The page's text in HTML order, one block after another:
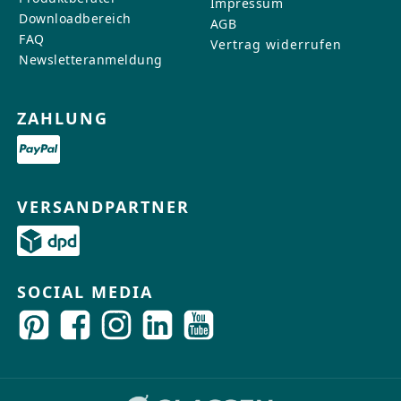
Downloadbereich
FAQ
Newsletteranmeldung
AGB
Vertrag widerrufen
ZAHLUNG
VERSANDPARTNER
SOCIAL MEDIA